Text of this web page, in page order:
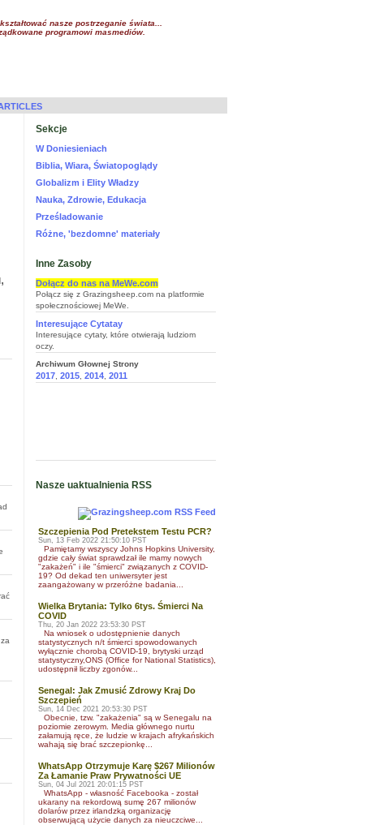
nasze postrzeganie świata...
programowi masmediów.
Sekcje
W Doniesieniach
Biblia, Wiara, Światopoglądy
Globalizm i Elity Władzy
Nauka, Zdrowie, Edukacja
Prześladowanie
Różne, 'bezdomne' materiały
Inne Zasoby
Dołącz do nas na MeWe.com
Połącz się z Grazingsheep.com na platformie
społecznościowej MeWe.
Interesujące Cytatay
Interesujące cytaty, które otwierają ludziom
oczy.
Archiwum Głownej Strony
2017 2015 2014 2011
Nasze uaktualnienia RSS
Szczepienia Pod Pretekstem Testu PCR?
Sun, 13 Feb 2022 21:50:10 PST
Pamiętamy wszyscy Johns Hopkins University,
gdzie cały świat sprawdzał ile mamy nowych
"zakażeń" i ile "śmierci" związanych z COVID-
19? Od dekad ten uniwersyter jest
zaangażowany w przeróżne badania...
Wielka Brytania: Tylko 6tys. Śmierci Na
COVID
Thu, 20 Jan 2022 23:53:30 PST
Na wniosek o udostępnienie danych
statystycznych n/t śmierci spowodowanych
wyłącznie chorobą COVID-19, brytyski urząd
statystyczny,ONS (Office for National Statistics),
udostępnił liczby zgonów...
Senegal: Jak Zmusić Zdrowy Kraj Do
Szczepień
Sun, 14 Dec 2021 20:53:30 PST
Obecnie, tzw. "zakażenia" są w Senegalu na
poziomie zerowym. Media głównego nurtu
załamują ręce, że ludzie w krajach afrykańskich
wahają się brać szczepionkę...
WhatsApp Otrzymuje Karę $267 Milionów
Za Łamanie Praw Prywatności UE
Sun, 04 Jul 2021 20:01:15 PST
WhatsApp - własność Facebooka - został
ukarany na rekordową sumę 267 milionów
dolarów przez irlandzką organizację
obserwującą użycie danych za nieuczciwe...